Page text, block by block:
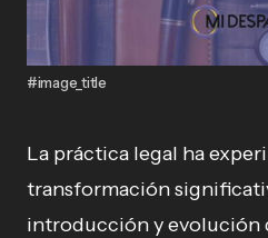
#image_title
La práctica legal ha
transformación
introducción y evolución